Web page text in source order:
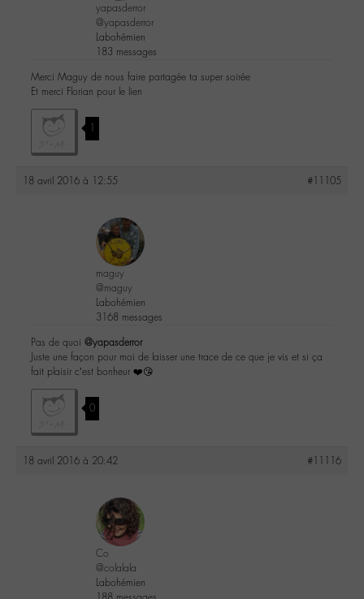
yapasderror
@yapasderror
Labohémien
183 messages
Merci Maguy de nous faire partagée ta super soirée
Et merci Florian pour le lien
1
18 avril 2016 à 12:55 #11105
maguy
@maguy
Labohémien
3168 messages
Pas de quoi @yapasderror
Juste une façon pour moi de laisser une trace de ce que je vis et si ça
fait plaisir c’est bonheur ❤️😘
0
18 avril 2016 à 20:42 #11116
Co
@colalala
Labohémien